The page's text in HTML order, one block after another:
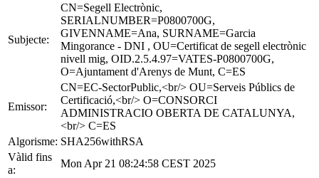
Subjecte:
CN=Segell Electrònic,
SERIALNUMBER=P0800700G,
GIVENNAME=Ana, SURNAME=Garcia
Mingorance - DNI , OU=Certificat de segell electrònic
nivell mig, OID.2.5.4.97=VATES-P0800700G,
O=Ajuntament d'Arenys de Munt, C=ES
Emissor:
CN=EC-SectorPublic,<br/> OU=Serveis Públics de
Certificació,<br/> O=CONSORCI
ADMINISTRACIO OBERTA DE CATALUNYA,
<br/> C=ES
Algorisme: SHA256withRSA
Vàlid fins
a:
Mon Apr 21 08:24:58 CEST 2025